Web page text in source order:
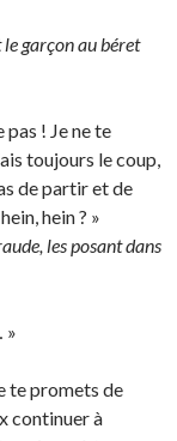
garçon au béret
! Je ne te
toujours le coup,
de partir et de
hein ? »
les posant dans
»
te promets de
continuer à